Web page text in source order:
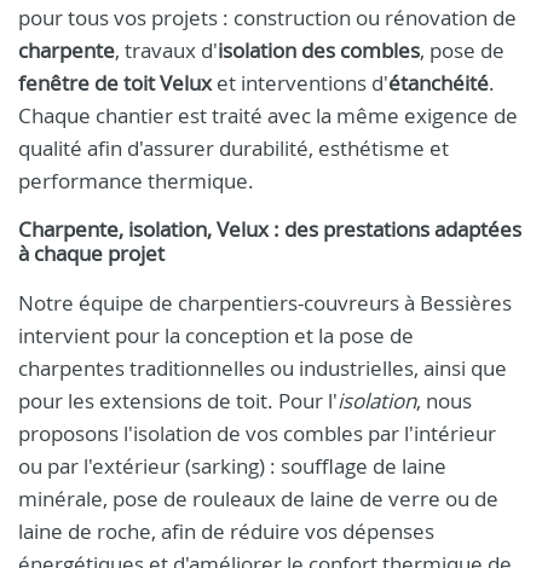
pour tous vos projets : construction ou rénovation de
charpente, travaux d'isolation des combles, pose de
fenêtre de toit Veluxet interventions d'étanchéité.
Chaque chantier est traité avec la même exigence de
qualité afin d'assurer durabilité, esthétisme et
performance thermique.
Charpente, isolation, Velux : des prestations adaptées
à chaque projet
Notre équipe de charpentiers-couvreurs à Bessières
intervient pour la conception et la pose de
charpentes traditionnelles ou industrielles, ainsi que
pour les extensions de toit. Pour l'isolation, nous
proposons l'isolation de vos combles par l'intérieur
ou par l'extérieur (sarking) : soufflage de laine
minérale, pose de rouleaux de laine de verre ou de
laine de roche, afin de réduire vos dépenses